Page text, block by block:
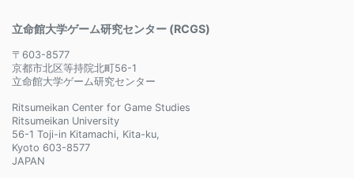
立命館大学ゲーム研究センター (RCGS)
〒603-8577
京都市北区等持院北町56-1
立命館大学ゲーム研究センター
Ritsumeikan Center for Game Studies
Ritsumeikan University
56-1 Toji-in Kitamachi, Kita-ku,
Kyoto 603-8577
JAPAN